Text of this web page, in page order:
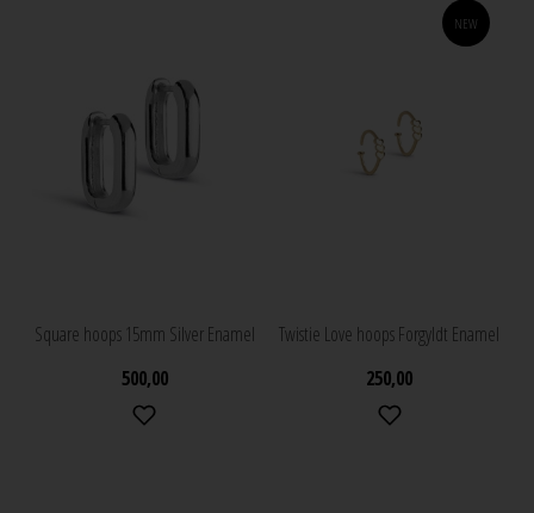
Square hoops 15mm Silver Enamel
500,00
NEW
Twistie Love hoops Forgyldt Enamel
250,00